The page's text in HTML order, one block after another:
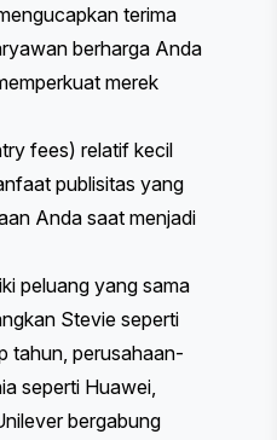
terima
berharga Anda
merek
fees) relatif kecil
publisitas yang
Anda saat menjadi
peluang yang sama
Stevie seperti
tahun, perusahaan-
seperti Huawei,
bergabung